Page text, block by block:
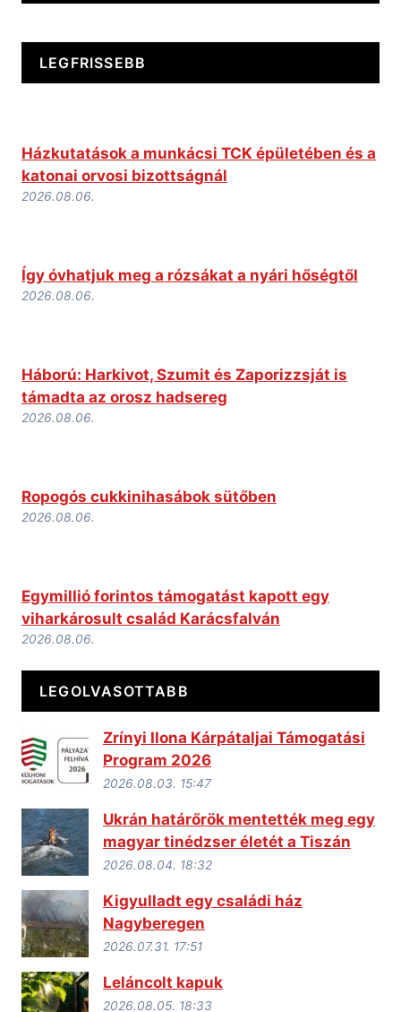
LEGFRISSEBB
Házkutatások a munkácsi TCK épületében és a
katonai orvosi bizottságnál
2026.08.06.
Így óvhatjuk meg a rózsákat a nyári hőségtől
2026.08.06.
Háború: Harkivot, Szumit és Zaporizzsját is
támadta az orosz hadsereg
2026.08.06.
Ropogós cukkinihasábok sütőben
2026.08.06.
Egymillió forintos támogatást kapott egy
viharkárosult család Karácsfalván
2026.08.06.
LEGOLVASOTTABB
Zrínyi Ilona Kárpátaljai Támogatási
Program 2026
2026.08.03. 15:47
Ukrán határőrök mentették meg egy
magyar tinédzser életét a Tiszán
2026.08.04. 18:32
Kigyulladt egy családi ház
Nagyberegen
2026.07.31. 17:51
Leláncolt kapuk
2026.08.05. 18:33